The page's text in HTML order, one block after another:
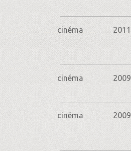
cinéma 2011
cinéma 2009
cinéma 2009